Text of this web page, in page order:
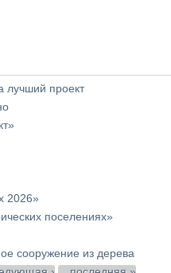
проект
2026»
поселениях»
сооружение из дерева